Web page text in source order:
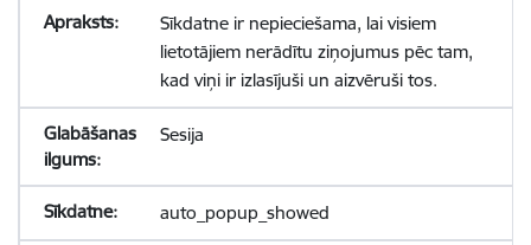
Sīkdatne ir nepieciešama, lai visiem
lietotājiem nerādītu ziņojumus pēc tam,
kad viņi ir izlasījuši un aizvēruši tos.
Sesija
auto_popup_showed